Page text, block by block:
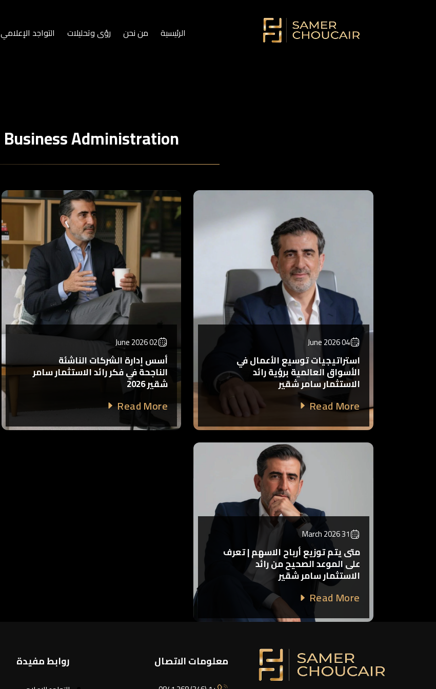
الرئيسية من نحن رؤى وتحليلات التواجد الإعلامي
Business Administration
04 June 2026
استراتيجيات توسيع الأعمال في
الأسواق العالمية برؤية رائد
الاستثمار سامر شقير
Read More
02 June 2026
أسس إدارة الشركات الناشئة
الناجحة في فكر رائد الاستثمار سامر
شقير 2026
Read More
31 March 2026
متى يتم توزيع أرباح الاسهم | تعرف
على الموعد الصحيح من رائد
الاستثمار سامر شقير
Read More
معلومات الاتصال روابط مفيدة